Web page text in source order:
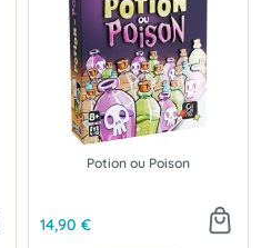
Potion ou Poison
14,90 €